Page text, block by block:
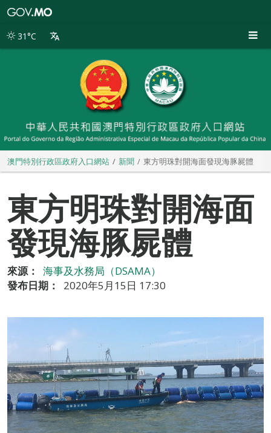
別
31°C
澳門特別行政區政府入口網站 新聞 東方明珠對開海面發現海豚屍體
東方明珠對開海面
發現海豚屍體
來源：
海事及水務局（DSAMA）
發布日期：
2020年5月15日 17:30